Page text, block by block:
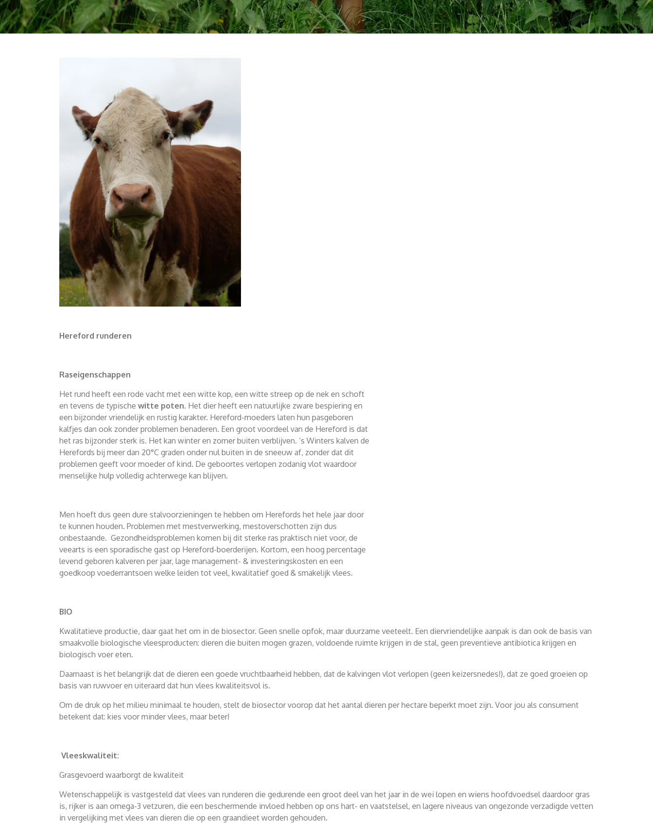
Hereford runderen
Raseigenschappen
Het rund heeft een rode vacht met een witte kop, een witte streep op de nek en schoft
en tevens de typische witte poten. Het dier heeft een natuurlijke zware bespiering en
een bijzonder vriendelijk en rustig karakter. Hereford-moeders laten hun pasgeboren
kalfjes dan ook zonder problemen benaderen. Een groot voordeel van de Hereford is dat
het ras bijzonder sterk is. Het kan winter en zomer buiten verblijven. ‘s Winters kalven de
Herefords bij meer dan 20°C graden onder nul buiten in de sneeuw af, zonder dat dit
problemen geeft voor moeder of kind. De geboortes verlopen zodanig vlot waardoor
menselijke hulp volledig achterwege kan blijven.
Men hoeft dus geen dure stalvoorzieningen te hebben om Herefords het hele jaar door
te kunnen houden. Problemen met mestverwerking, mestoverschotten zijn dus
onbestaande. Gezondheidsproblemen komen bij dit sterke ras praktisch niet voor, de
veearts is een sporadische gast op Hereford-boerderijen. Kortom, een hoog percentage
levend geboren kalveren per jaar, lage management- & investeringskosten en een
goedkoop voederrantsoen welke leiden tot veel, kwalitatief goed & smakelijk vlees.
BIO
Kwalitatieve productie, daar gaat het om in de biosector. Geen snelle opfok, maar duurzame veeteelt. Een diervriendelijke aanpak is dan ook de basis van
smaakvolle biologische vleesproducten: dieren die buiten mogen grazen, voldoende ruimte krijgen in de stal, geen preventieve antibiotica krijgen en
biologisch voer eten.
Daarnaast is het belangrijk dat de dieren een goede vruchtbaarheid hebben, dat de kalvingen vlot verlopen (geen keizersnedes!), dat ze goed groeien op
basis van ruwvoer en uiteraard dat hun vlees kwaliteitsvol is.
Om de druk op het milieu minimaal te houden, stelt de biosector voorop dat het aantal dieren per hectare beperkt moet zijn. Voor jou als consument
betekent dat: kies voor minder vlees, maar beter!
Vleeskwaliteit:
Grasgevoerd waarborgt de kwaliteit
Wetenschappelijk is vastgesteld dat vlees van runderen die gedurende een groot deel van het jaar in de wei lopen en wiens hoofdvoedsel daardoor gras
is, rijker is aan omega-3 vetzuren, die een beschermende invloed hebben op ons hart- en vaatstelsel, en lagere niveaus van ongezonde verzadigde vetten
in vergelijking met vlees van dieren die op een graandieet worden gehouden.